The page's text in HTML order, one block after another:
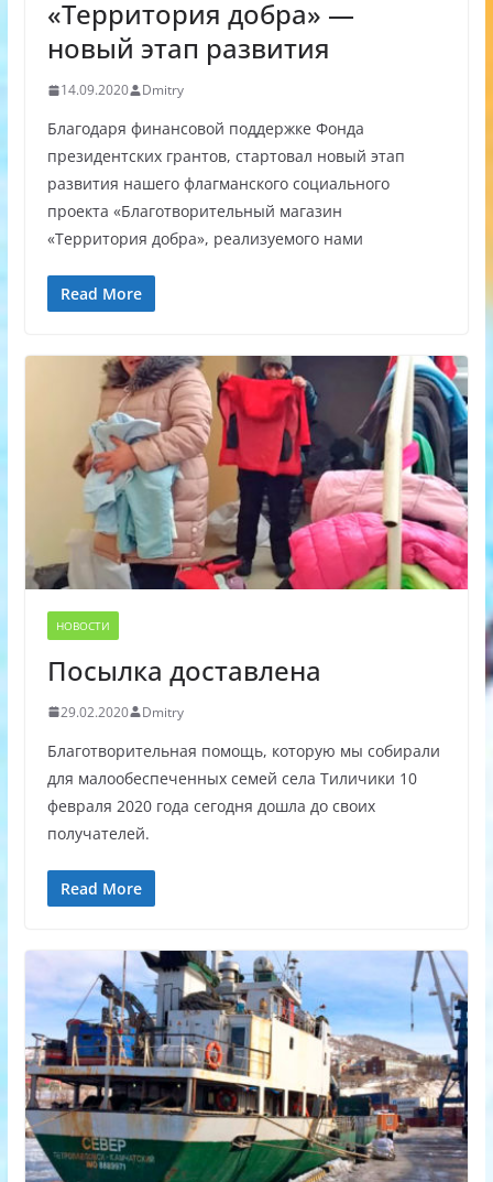
«Территория добра» —
новый этап развития
14.09.2020 Dmitry
Благодаря финансовой поддержке Фонда
президентских грантов, стартовал новый этап
развития нашего флагманского социального
проекта «Благотворительный магазин
«Территория добра», реализуемого нами
Read More
НОВОСТИ
Посылка доставлена
29.02.2020 Dmitry
Благотворительная помощь, которую мы собирали
для малообеспеченных семей села Тиличики 10
февраля 2020 года сегодня дошла до своих
получателей.
Read More